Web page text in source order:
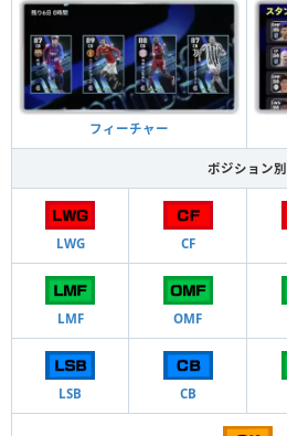
フィーチャー
ポジション別
LWG CF
LMF OMF
LSB CB